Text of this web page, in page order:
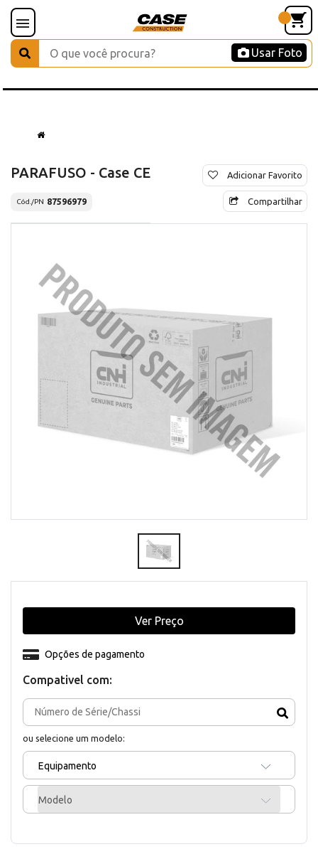
Usar Foto
PARAFUSO - Case CE
Cód./PN 87596979
Adicionar Favorito
Compartilhar
Compativel com:
ou selecione um modelo:
Equipamento
Modelo
Opções de pagamento
Ver Preço